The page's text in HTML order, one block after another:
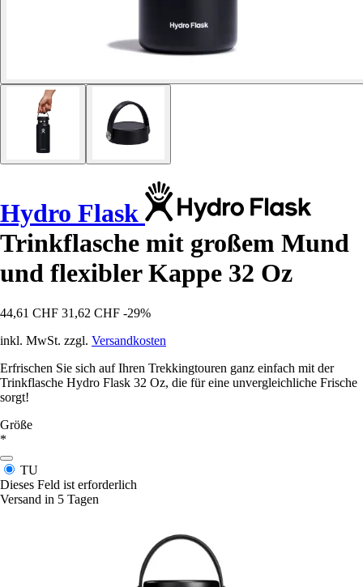
Hydro Flask
Trinkflasche mit großem Mund
und flexibler Kappe 32 Oz
44,61 CHF 31,62 CHF -29%
inkl. MwSt. zzgl. Versandkosten
Erfrischen Sie sich auf Ihren Trekkingtouren ganz einfach mit der
Trinkflasche Hydro Flask 32 Oz, die für eine unvergleichliche Frische
sorgt!
Größe
*
TU
Dieses Feld ist erforderlich
Versand in 5 Tagen